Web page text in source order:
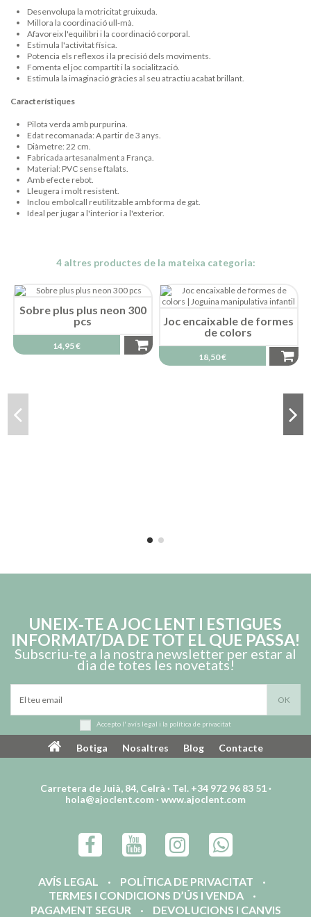
Desenvolupa la motricitat gruixuda.
Millora la coordinació ull-mà.
Afavoreix l'equilibri i la coordinació corporal.
Estimula l'activitat física.
Potencia els reflexos i la precisió dels moviments.
Fomenta el joc compartit i la socialització.
Estimula la imaginació gràcies al seu atractiu acabat brillant.
Característiques
Pilota verda amb purpurina.
Edat recomanada: A partir de 3 anys.
Diàmetre: 22 cm.
Fabricada artesanalment a França.
Material: PVC sense ftalats.
Amb efecte rebot.
Lleugera i molt resistent.
Inclou embolcall reutilitzable amb forma de gat.
Ideal per jugar a l'interior i a l'exterior.
4 altres productes de la mateixa categoria:
Sobre plus plus neon 300
pcs
14,95 €
Joc encaixable de formes
de colors
18,50 €
UNEIX‑TE A JOC LENT I ESTIGUES
INFORMAT/DA DE TOT EL QUE PASSA!
Subscriu‑te a la nostra newsletter per estar al
dia de totes les novetats!
Accepto l' avís legal i la política de privacitat
Botiga Nosaltres Blog Contacte
Carretera de Juià, 84, Celrà · Tel. +34 972 96 83 51 ·
hola@ajoclent.com ·www.ajoclent.com
AVÍS LEGAL
POLÍTICA DE PRIVACITAT
TERMES I CONDICIONS D’ÚS I VENDA
PAGAMENT SEGUR
DEVOLUCIONS I CANVIS